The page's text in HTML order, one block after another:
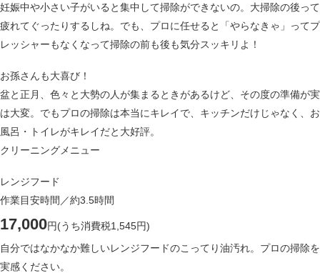
妊娠中や小さい子がいると集中して掃除ができないの。大掃除の後って
疲れてぐったりするしね。でも、プロに任せると「やらなきゃ」ってプ
レッシャーもなくなって掃除の前も後も気分スッキリよ！
お孫さんも大喜び！
盆と正月、色々と大勢の人が集まるときがあるけど、その度の準備が実
は大変。でもプロの掃除は本当にキレイで、キッチンだけじゃなく、お
風呂・トイレがキレイだと大好評。
クリーニングメニュー
レンジフード
作業目安時間／約3.5時間
17,000円(うち消費税1,545円)
自分ではなかなか難しいレンジフードのこってり油汚れ。プロの掃除を
実感ください。